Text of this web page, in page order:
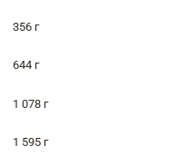
356 г
644 г
1 078 г
1 595 г